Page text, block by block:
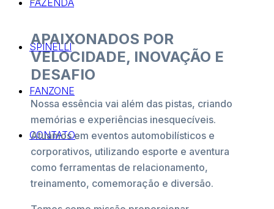
FAZENDA
SPINELLI
FANZONE
CONTATO
APAIXONADOS POR
VELOCIDADE, INOVAÇÃO E
DESAFIO
Nossa essência vai além das pistas, criando
memórias e experiências inesquecíveis.
Atuamos em eventos automobilísticos e
corporativos, utilizando esporte e aventura
como ferramentas de relacionamento,
treinamento, comemoração e diversão.